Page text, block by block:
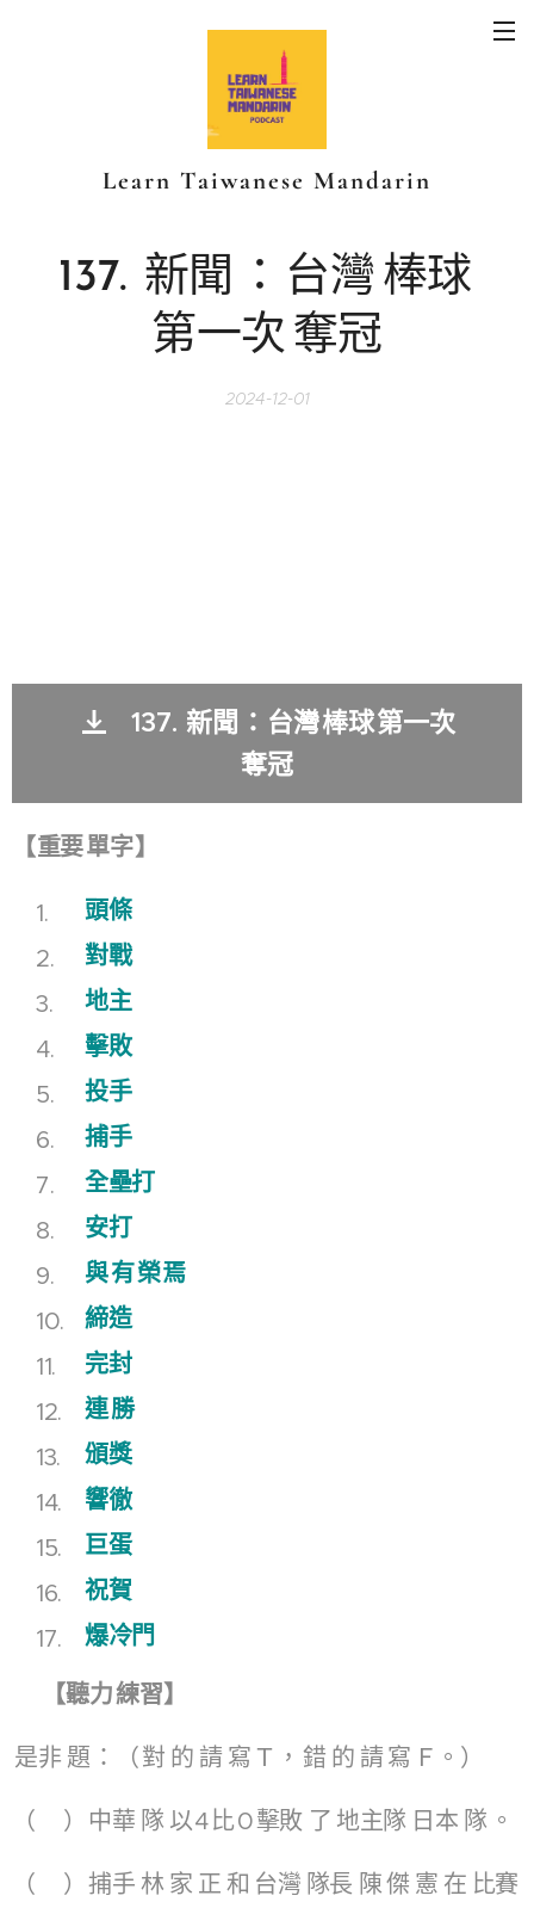
Learn Taiwanese Mandarin
137. 新聞 ： 台灣 棒球
第一次 奪冠
2024-12-01
137. 新聞 ： 台灣棒球第一次
奪冠
【重要單字】
頭條
對戰
地主
擊敗
投手
捕手
全壘打
安打
與有榮焉
締造
完封
連勝
頒獎
響徹
巨蛋
祝賀
爆冷門
✅【聽力練習】
是非 題 ：（對 的 請 寫 Ｔ， 錯 的 請寫 Ｆ。）
（ ） 中華 隊 以4比0擊敗 了 地主隊 日本 隊 。
（ ） 捕手 林 家 正 和 台灣 隊長 陳傑 憲 在 比賽